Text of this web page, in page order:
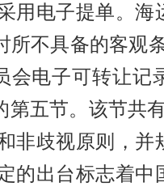
用电子提单。海
不具备的客观
会电子可转让记
第五节。该节共
非歧视原则，并
的出台标志着中